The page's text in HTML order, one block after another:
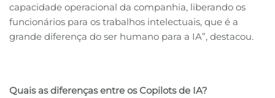
capacidade operacional da companhia, liberando os
funcionários para os trabalhos intelectuais, que é a
grande diferença do ser humano para a IA”, destacou.
Quais as diferenças entre os Copilots de IA?